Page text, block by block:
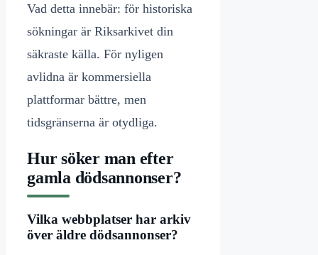
Vad detta innebär: för historiska
sökningar är Riksarkivet din
säkraste källa. För nyligen
avlidna är kommersiella
plattformar bättre, men
tidsgränserna är otydliga.
Hur söker man efter
gamla dödsannonser?
Vilka webbplatser har arkiv
över äldre dödsannonser?